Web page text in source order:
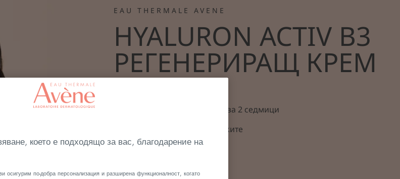
EAU THERMALE AVENE
HYALURON ACTIV B3
РЕГЕНЕРИРАЩ КРЕМ
Намалява бръчките само за 2 седмици
Удължава живота на клетките
което е подходящо за вас, благодарение на
осигурим по-добра персонализация и разширена функционалност, когато